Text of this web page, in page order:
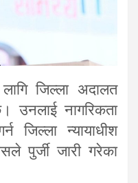
जिल्ला अदालत
उनलाई नागरिकता
जिल्ला न्यायाधीश
पुर्जी जारी गरेका